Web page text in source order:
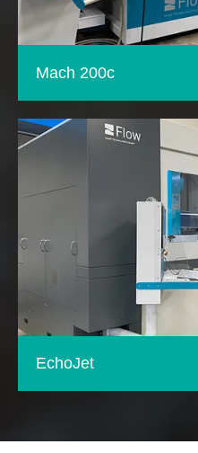
Mach 200c
EchoJet